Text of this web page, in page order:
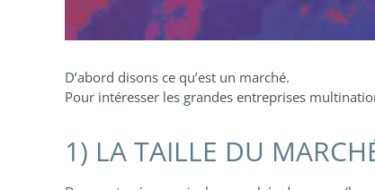
D’abord disons ce qu’est un marché.
Pour intéresser les grandes entreprises
1) LA TAILLE DU